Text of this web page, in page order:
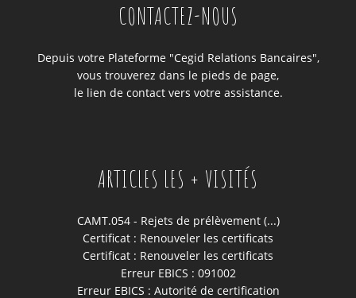
CONTACTEZ-NOUS
Depuis votre Plateforme "Cegid Relations Bancaires",
vous trouverez dans le pieds de page,
le lien de contact vers votre assistance.
ARTICLES LES + VISITÉS
CAMT.054 - Rejets de prélèvement (...)
Certificat : Renouveler les certificats
Certificat : Renouveler les certificats
Erreur EBICS : 091002
Erreur EBICS : Autorité de certification